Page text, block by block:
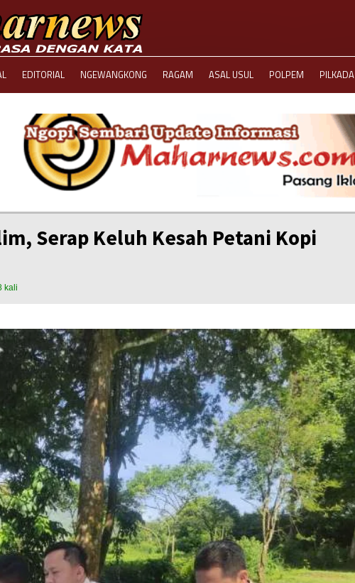
EDITORIAL NGEWANGKONG RAGAM ASAL USUL POLPEM PILKADA
Serap Keluh Kesah Petani Kopi
kali